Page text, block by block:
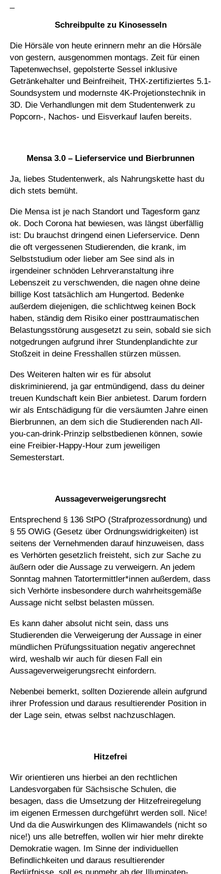
Schreibpulte zu Kinosesseln
Die Hörsäle von heute erinnern mehr an die Hörsäle
von gestern, ausgenommen montags. Zeit für einen
Tapetenwechsel, gepolsterte Sessel inklusive
Getränkehalter und Beinfreiheit, THX-zertifiziertes 5.1-
Soundsystem und modernste 4K-Projetionstechnik in
3D. Die Verhandlungen mit dem Studentenwerk zu
Popcorn-, Nachos- und Eisverkauf laufen bereits.
Mensa 3.0 – Lieferservice und Bierbrunnen
Ja, liebes Studentenwerk, als Nahrungskette hast du
dich stets bemüht.
Die Mensa ist je nach Standort und Tagesform ganz
ok. Doch Corona hat bewiesen, was längst überfällig
ist: Du brauchst dringend einen Lieferservice. Denn
die oft vergessenen Studierenden, die krank, im
Selbststudium oder lieber am See sind als in
irgendeiner schnöden Lehrveranstaltung ihre
Lebenszeit zu verschwenden, die nagen ohne deine
billige Kost tatsächlich am Hungertod. Bedenke
außerdem diejenigen, die schlichtweg keinen Bock
haben, ständig dem Risiko einer posttraumatischen
Belastungsstörung ausgesetzt zu sein, sobald sie sich
notgedrungen aufgrund ihrer Stundenplandichte zur
Stoßzeit in deine Fresshallen stürzen müssen.
Des Weiteren halten wir es für absolut
diskriminierend, ja gar entmündigend, dass du deiner
treuen Kundschaft kein Bier anbietest. Darum fordern
wir als Entschädigung für die versäumten Jahre einen
Bierbrunnen, an dem sich die Studierenden nach All-
you-can-drink-Prinzip selbstbedienen können, sowie
eine Freibier-Happy-Hour zum jeweiligen
Semesterstart.
Aussageverweigerungsrecht
Entsprechend § 136 StPO (Strafprozessordnung) und
§ 55 OWiG (Gesetz über Ordnungswidrigkeiten) ist
seitens der Vernehmenden darauf hinzuweisen, dass
es Verhörten gesetzlich freisteht, sich zur Sache zu
äußern oder die Aussage zu verweigern. An jedem
Sonntag mahnen Tatortermittler*innen außerdem, dass
sich Verhörte insbesondere durch wahrheitsgemäße
Aussage nicht selbst belasten müssen.
Es kann daher absolut nicht sein, dass uns
Studierenden die Verweigerung der Aussage in einer
mündlichen Prüfungssituation negativ angerechnet
wird, weshalb wir auch für diesen Fall ein
Aussageverweigerungsrecht einfordern.
Nebenbei bemerkt, sollten Dozierende allein aufgrund
ihrer Profession und daraus resultierender Position in
der Lage sein, etwas selbst nachzuschlagen.
Hitzefrei
Wir orientieren uns hierbei an den rechtlichen
Landesvorgaben für Sächsische Schulen, die
besagen, dass die Umsetzung der Hitzefreiregelung
im eigenen Ermessen durchgeführt werden soll. Nice!
Und da die Auswirkungen des Klimawandels (nicht so
nice!) uns alle betreffen, wollen wir hier mehr direkte
Demokratie wagen. Im Sinne der individuellen
Befindlichkeiten und daraus resultierender
Bedürfnisse, soll es nunmehr ab der Illuminaten-